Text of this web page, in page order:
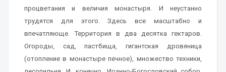
процветания и величия монастыря. И неустанно
трудятся для этого. Здесь все масштабно и
впечатляюще. Территория в два десятка гектаров.
Огороды, сад, пастбища, гигантская дровяница
(отопление в монастыре печное), множество техники,